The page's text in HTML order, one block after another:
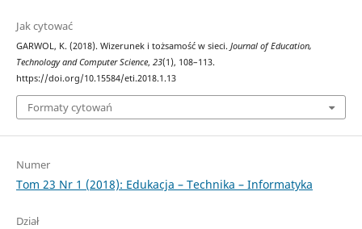
Jak cytować
GARWOL, K. (2018). Wizerunek i tożsamość w sieci. Journal of Education,
Technology and Computer Science, 23(1), 108–113.
https://doi.org/10.15584/eti.2018.1.13
Formaty cytowań
Numer
Tom 23 Nr 1 (2018): Edukacja – Technika – Informatyka
Dział